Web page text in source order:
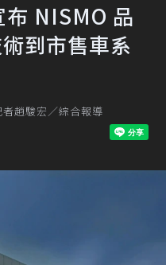
NISMO 品
到市售車系
趙駿宏／綜合報導